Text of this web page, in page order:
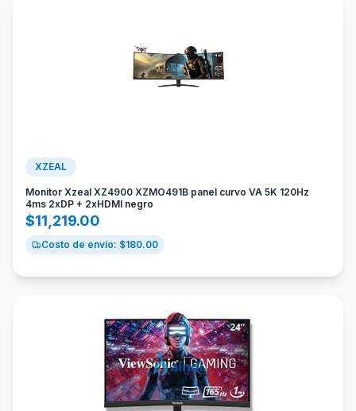
XZEAL
Monitor Xzeal XZ4900 XZMO491B panel curvo VA 5K 120Hz
4ms 2xDP + 2xHDMI negro
$11,219.00
Costo de envío: $180.00